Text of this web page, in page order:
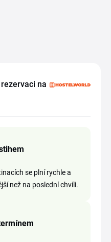
na
se plní rychle a
než na poslední chvíli.